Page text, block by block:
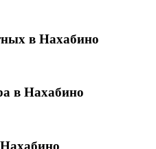
в Нахабино
в Нахабино